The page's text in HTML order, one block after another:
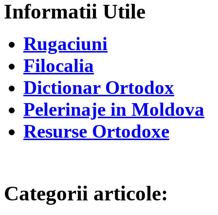
Informatii Utile
Rugaciuni
Filocalia
Dictionar Ortodox
Pelerinaje in Moldova
Resurse Ortodoxe
Categorii articole: